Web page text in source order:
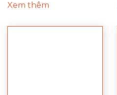
Xem thêm